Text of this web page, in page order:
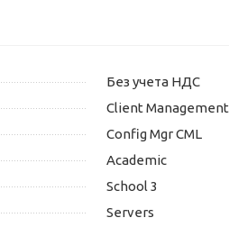
Без учета НДС
Client Management
Config Mgr CML
Academic
School 3
Servers